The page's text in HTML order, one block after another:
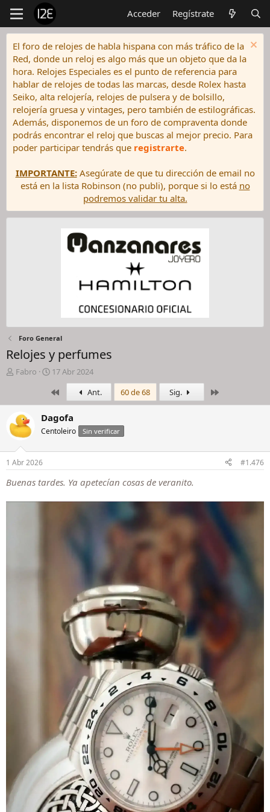
Acceder Regístrate
El foro de relojes de habla hispana con más tráfico de la
Red, donde un reloj es algo más que un objeto que da la
hora. Relojes Especiales es el punto de referencia para
hablar de relojes de todas las marcas, desde Rolex hasta
Seiko, alta relojería, relojes de pulsera y de bolsillo,
relojería gruesa y vintages, pero también de estilográficas.
Además, disponemos de un foro de compraventa donde
podrás encontrar el reloj que buscas al mejor precio. Para
poder participar tendrás que registrarte.
IMPORTANTE:Asegúrate de que tu dirección de email no
está en la lista Robinson (no publi), porque si lo está no
podremos validar tu alta.
Foro General
Relojes y perfumes
I
c
i
a
d
o
r
d
e
h
Fabro
F
c
h
a
d
e
i
c
o
17 Abr 2024
PrimeroAnt. 60 de 68 Sig.
Dagofa
Centoleiro Sin verificar
1 Abr 2026 #1.476
Buenas tardes. Ya apetecían cosas de veranito.